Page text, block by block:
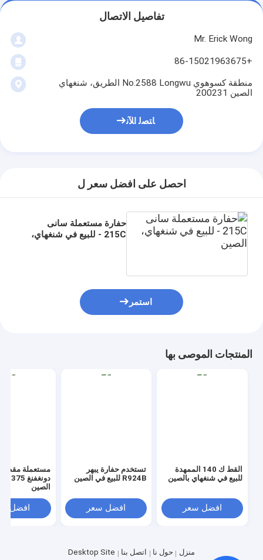
تفاصيل الاتصال
Mr. Erick Wong
+86-15021963675
منطقة كسوهوي No.2588 Longwu الطريق، شنغهاي
الصين 200231
ﺎﺘﺼﻟ ﺍﻶﻧ
احصل على افضل سعر ل
حفارة مستعملة سانى
215C - للبيع في شنغهاي،
استمر
المنتجات الموصى بها
القط ك 140 الممهدة
للبيع في شنغهاي بالصين
افضل سعر
تستخدم حفارة يبهر
R924B للبيع في الصين
افضل سعر
مستعملة
الصين
افضل
منزل حول نا اتصل بنا
Desktop Site